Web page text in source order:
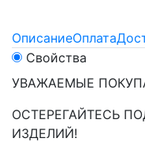
ОписаниеОплата
Свойства
УВАЖАЕМЫЕ
ОСТЕРЕГАЙТЕСЬ
ИЗДЕЛИЙ!